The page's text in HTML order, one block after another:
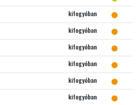
kifogyóban
kifogyóban
kifogyóban
kifogyóban
kifogyóban
kifogyóban